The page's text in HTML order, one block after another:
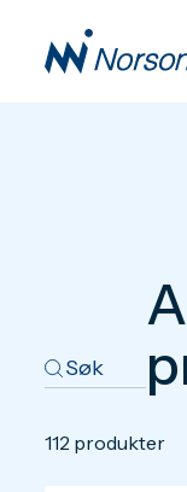
112 produkter